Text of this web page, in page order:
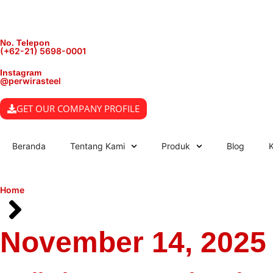
No. Telepon
(+62-21) 5698-0001
Instagram
@perwirasteel
GET OUR COMPANY PROFILE
Beranda Tentang Kami Produk Blog
Home
November 14, 2025